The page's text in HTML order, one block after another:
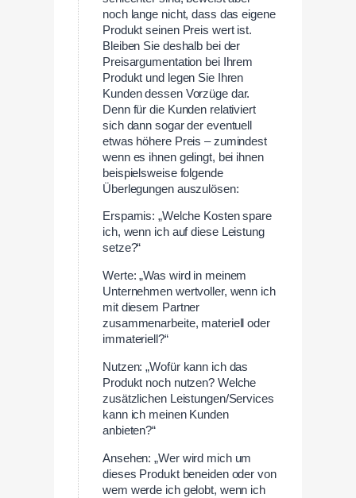
noch lange nicht, dass das eigene
Produkt seinen Preis wert ist.
Bleiben Sie deshalb bei der
Preisargumentation bei Ihrem
Produkt und legen Sie Ihren
Kunden dessen Vorzüge dar.
Denn für die Kunden relativiert
sich dann sogar der eventuell
etwas höhere Preis – zumindest
wenn es ihnen gelingt, bei ihnen
beispielsweise folgende
Überlegungen auszulösen:
Ersparnis: „Welche Kosten spare
ich, wenn ich auf diese Leistung
setze?“
Werte: „Was wird in meinem
Unternehmen wertvoller, wenn ich
mit diesem Partner
zusammenarbeite, materiell oder
immateriell?“
Nutzen: „Wofür kann ich das
Produkt noch nutzen? Welche
zusätzlichen Leistungen/Services
kann ich meinen Kunden
anbieten?“
Ansehen: „Wer wird mich um
dieses Produkt beneiden oder von
wem werde ich gelobt, wenn ich